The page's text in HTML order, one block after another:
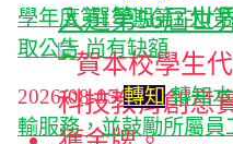
入選第56屆世
學年度第1學期第3次(
取公告 尚有缺額
2026-08-05轉知 轉知
輸服務，並鼓勵所屬